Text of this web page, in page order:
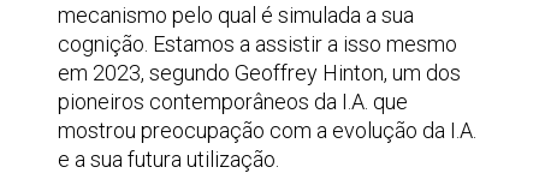
mecanismo pelo qual é simulada a sua
cognição. Estamos a assistir a isso mesmo
em 2023, segundo Geoffrey Hinton, um dos
pioneiros contemporâneos da I.A. que
mostrou preocupação com a evolução da I.A.
e a sua futura utilização.